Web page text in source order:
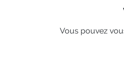
Vous pouvez